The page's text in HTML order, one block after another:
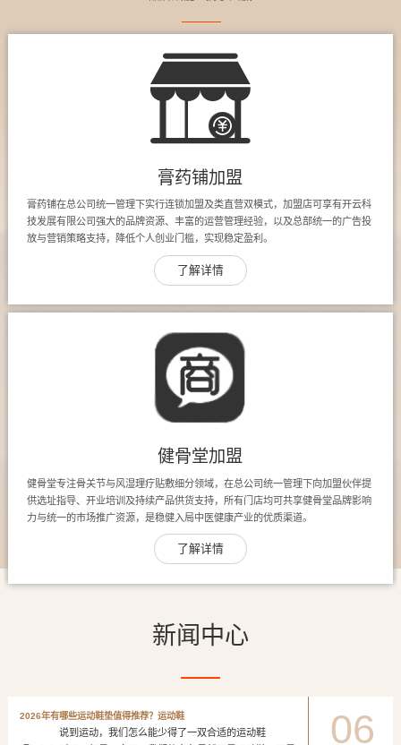
膏药铺加盟
膏药铺在总公司统一管理下实行连锁加盟及类直营双模式，加盟店可享有开云科
技发展有限公司强大的品牌资源、丰富的运营管理经验，以及总部统一的广告投
放与营销策略支持，降低个人创业门槛，实现稳定盈利。
了解详情
健骨堂加盟
健骨堂专注骨关节与风湿理疗贴敷细分领域，在总公司统一管理下向加盟伙伴提
供选址指导、开业培训及持续产品供货支持，所有门店均可共享健骨堂品牌影响
力与统一的市场推广资源，是稳健入局中医健康产业的优质渠道。
了解详情
新闻中心
2026年有哪些运动鞋垫值得推荐？运动鞋
说到运动，我们怎么能少得了一双合适的运动鞋
06